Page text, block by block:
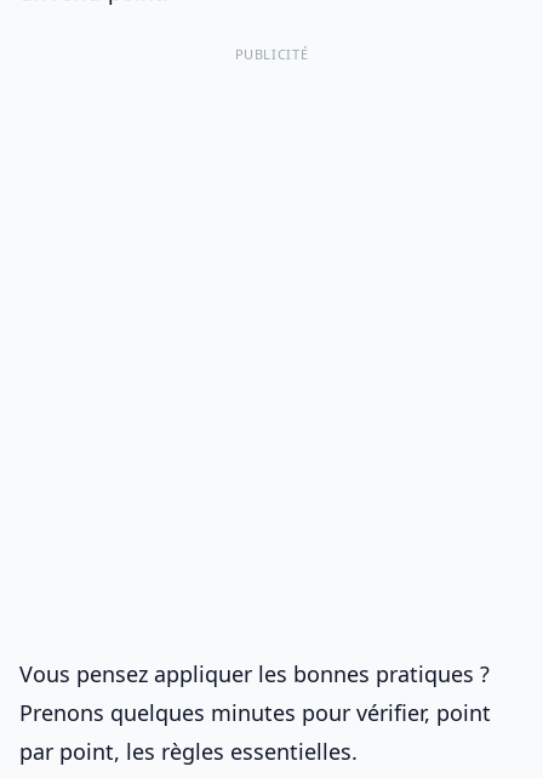
PUBLICITÉ
Vous pensez appliquer les bonnes pratiques ?
Prenons quelques minutes pour vérifier, point
par point, les règles essentielles.